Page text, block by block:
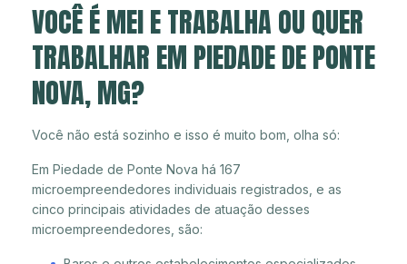
VOCÊ É MEI E TRABALHA OU QUER
TRABALHAR EM PIEDADE DE PONTE
NOVA, MG?
Você não está sozinho e isso é muito bom, olha só:
Em Piedade de Ponte Nova há 167
microempreendedores individuais registrados, e as
cinco principais atividades de atuação desses
microempreendedores, são: